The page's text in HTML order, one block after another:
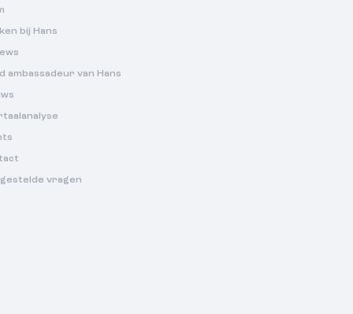
bij Hans
ambassadeur van Hans
vragen